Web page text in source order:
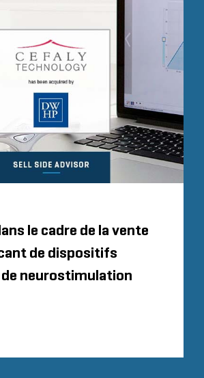
le cadre de la vente
de dispositifs
neurostimulation